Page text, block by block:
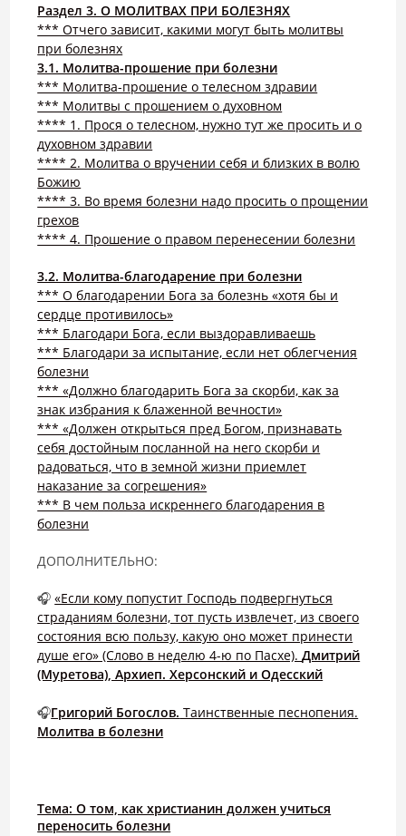
Раздел 3. О МОЛИТВАХ ПРИ БОЛЕЗНЯХ
*** Отчего зависит, какими могут быть молитвы
при болезнях
3.1. Молитва-прошение при болезни
*** Молитва-прошение о телесном здравии
*** Молитвы с прошением о духовном
**** 1. Прося о телесном, нужно тут же просить и о
духовном здравии
**** 2. Молитва о вручении себя и близких в волю
Божию
**** 3. Во время болезни надо просить о прощении
грехов
**** 4. Прошение о правом перенесении болезни
3.2. Молитва-благодарение при болезни
*** О благодарении Бога за болезнь «хотя бы и
сердце противилось»
*** Благодари Бога, если выздоравливаешь
*** Благодари за испытание, если нет облегчения
болезни
*** «Должно благодарить Бога за скорби, как за
знак избрания к блаженной вечности»
*** «Должен открыться пред Богом, признавать
себя достойным посланной на него скорби и
радоваться, что в земной жизни приемлет
наказание за согрешения»
*** В чем польза искреннего благодарения в
болезни
ДОПОЛНИТЕЛЬНО:
🎧«Если кому попустит Господь подвергнуться
страданиям болезни, тот пусть извлечет, из своего
состояния всю пользу, какую оно может принести
душе его» (Слово в неделю 4-ю по Пасхе).Дмитрий
(Муретова), Архиеп. Херсонский и Одесский
🎧Григорий Богослов. Таинственные песнопения.
Молитва в болезни
Тема: О том, как христианин должен учиться
переносить болезни